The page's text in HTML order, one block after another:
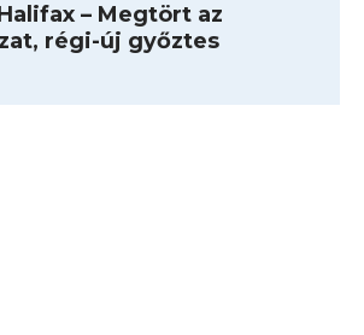
– Megtört az
régi-új győztes